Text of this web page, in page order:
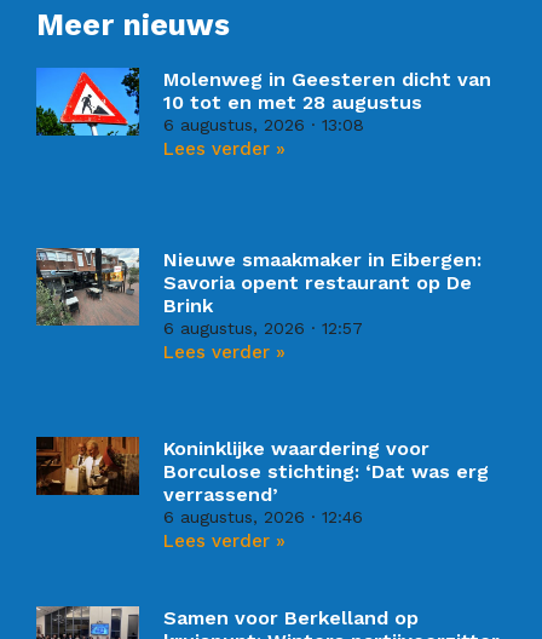
Meer nieuws
Molenweg in Geesteren dicht van
10 tot en met 28 augustus
6 augustus, 2026 13:08
Lees verder »
Nieuwe smaakmaker in Eibergen:
Savoria opent restaurant op De
Brink
6 augustus, 2026 12:57
Lees verder »
Koninklijke waardering voor
Borculose stichting: ‘Dat was erg
verrassend’
6 augustus, 2026 12:46
Lees verder »
Samen voor Berkelland op